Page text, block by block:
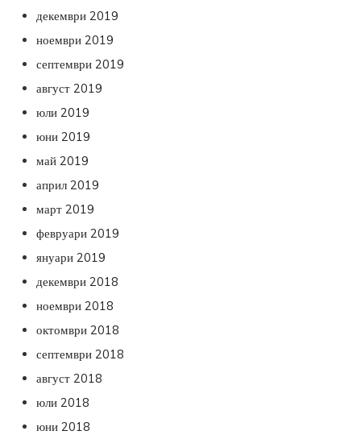
декември 2019
ноември 2019
септември 2019
август 2019
юли 2019
юни 2019
май 2019
април 2019
март 2019
февруари 2019
януари 2019
декември 2018
ноември 2018
октомври 2018
септември 2018
август 2018
юли 2018
юни 2018